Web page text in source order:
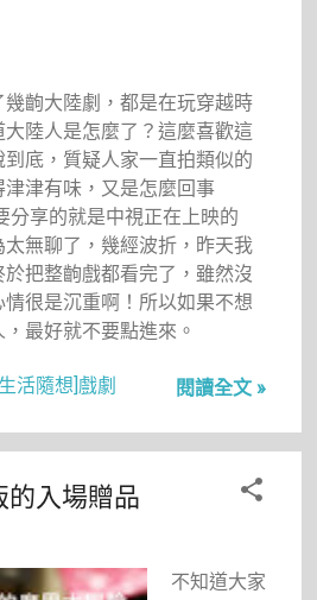
ㄟㄟ，於是
我馬上鬼迷
心竅的報了
名，還火速
線上繳了學
費，想讓自
己沒有後悔
的機會。因
為如果不繳
兩天就會反
的地圖、查
起金門的資
料，想像
著，下一次
再遊金門，
要去哪兒和
哪兒，要去
看什麼跟什
麼，然後，
計畫就慢慢
時，也發現
頗受好評，
齣大陸劇，都是在玩穿越時
陸人是怎麼了？這麼喜歡這
底，質疑人家一直拍類似的
津有味，又是怎麼回事
分享的就是中視正在上映的
太無聊了，幾經波折，昨天我
把整齣戲都看完了，雖然沒
很是沉重啊！所以如果不想
最好就不要點進來。
活隨想]戲劇 閱讀全文 »
的入場贈品
不知道大家